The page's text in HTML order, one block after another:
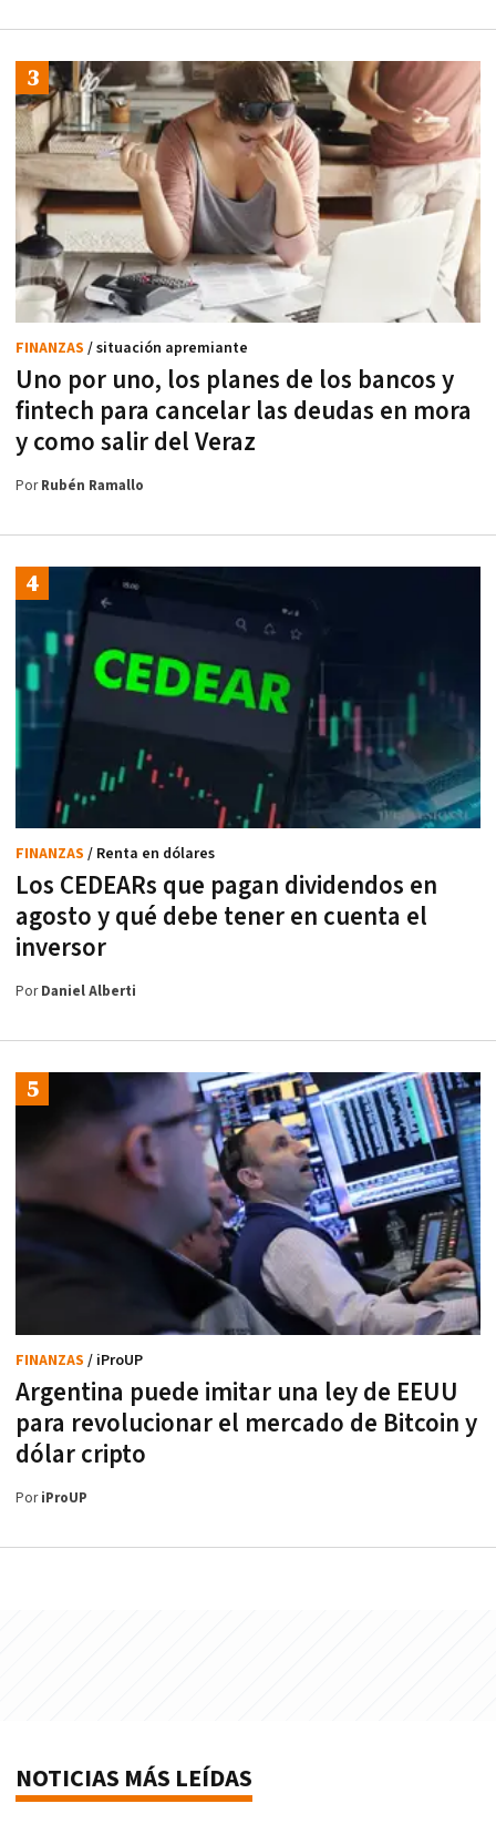
Uno por uno, los planes de los bancos y
fintech para cancelar las deudas en mora
y como salir del Veraz
FINANZAS / situación apremiante
PorRubén Ramallo
Los CEDEARs que pagan dividendos en
agosto y qué debe tener en cuenta el
inversor
FINANZAS / Renta en dólares
PorDaniel Alberti
Argentina puede imitar una ley de EEUU
para revolucionar el mercado de Bitcoin y
dólar cripto
FINANZAS / iProUP
PoriProUP
NOTICIAS MÁS LEÍDAS